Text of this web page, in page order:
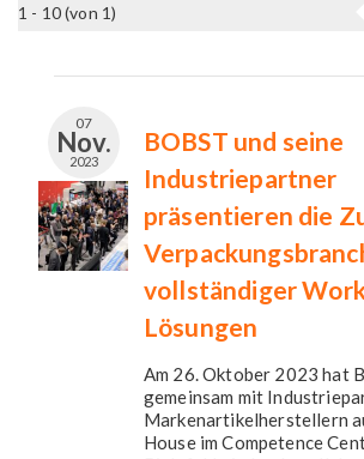
1 - 10 (von 1)
07
Nov.
2023
BOBST und seine
Industriepartner
präsentieren die
vollständiger
Lösungen
Am 26. Oktober 2023 hat
gemeinsam mit
Markenartikelherstellern
House im Competence